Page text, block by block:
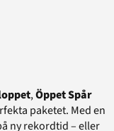
,Öppet Spår
paketet. Med en
ny rekordtid – eller